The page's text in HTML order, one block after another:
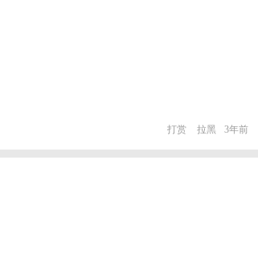
打赏 拉黑 3年前